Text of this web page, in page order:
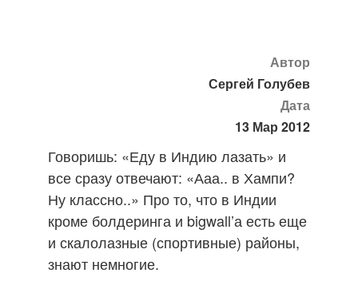
Автор
Сергей Голубев
Дата
13 Мар 2012
Говоришь: «Еду в Индию лазать» и
все сразу отвечают: «Ааа.. в Хампи?
Ну классно..» Про то, что в Индии
кроме болдеринга и bigwall’а есть еще
и скалолазные (спортивные) районы,
знают немногие.